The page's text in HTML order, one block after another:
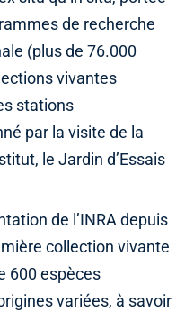
de recherche
(plus de 76.000
vivantes
stations
par la visite de la
le Jardin d’Essais
de l’INRA depuis
collection vivante
600 espèces
variées, à savoir